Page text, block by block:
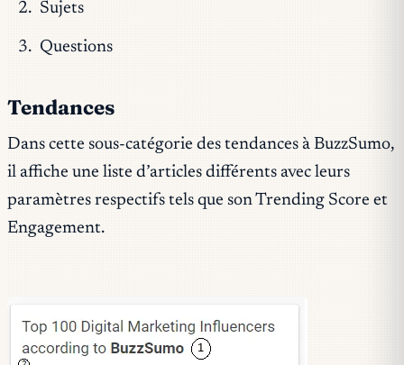
Sujets
Questions
Tendances
Dans cette sous-catégorie des tendances à BuzzSumo,
il affiche une liste d’articles différents avec leurs
paramètres respectifs tels que son Trending Score et
Engagement.